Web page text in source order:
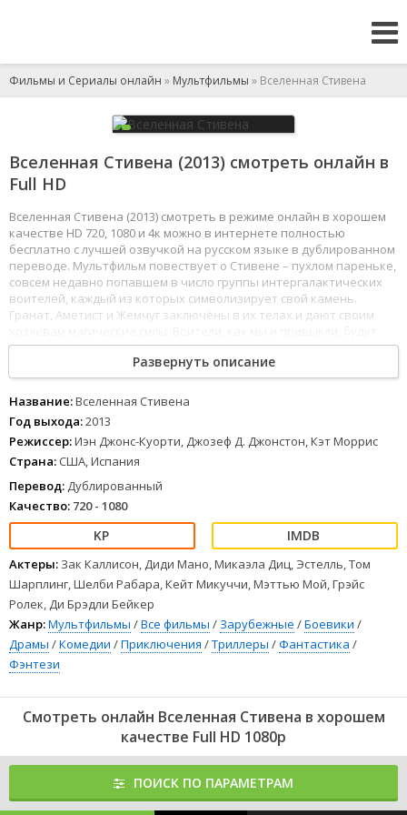
Фильмы и Сериалы онлайн » Мультфильмы » Вселенная Стивена
Вселенная Стивена (2013) смотреть онлайн в
Full HD
Вселенная Стивена (2013) смотреть в режиме онлайн в хорошем
качестве HD 720, 1080 и 4к можно в интернете полностью
бесплатно с лучшей озвучкой на русском языке в дублированном
переводе. Мультфильм повествует о Стивене – пухлом пареньке,
совсем недавно попавшем в число группы интергалактических
воителей, каждый из которых символизирует свой камень.
Гранат, Аметист и Жемчуг заключёны в их телах и дают своим
бороться с космическим злом повсеместно.
Развернуть описание
Название:Вселенная Стивена
Год выхода:2013
Режиссер:Иэн Джонс-Куорти, Джозеф Д. Джонстон, Кэт Моррис
Страна: США, Испания
Перевод: Дублированный
Качество: 720 - 1080
Актеры: Зак Каллисон, Диди Мано, Микаэла Диц, Эстелль, Том
Шарплинг, Шелби Рабара, Кейт Микуччи, Мэттью Мой, Грэйс
Ролек, Ди Брэдли Бейкер
Жанр:Мультфильмы /Все фильмы / Зарубежные /Боевики /
Драмы /Комедии /Приключения /Триллеры /Фантастика /
Фэнтези
Смотреть онлайн Вселенная Стивена в хорошем
качестве Full HD 1080p
ПОИСК ПО ПАРАМЕТРАМ